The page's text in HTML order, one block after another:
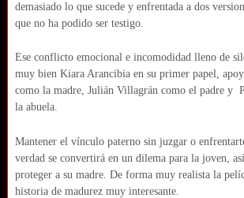
demasiado lo que sucede y enfrentada a dos
que no ha podido ser testigo.
Ese conflicto emocional e incomodidad lleno de
muy bien Kiara Arancibia en su primer papel,
como la madre, Julián Villagrán como el padre y
la abuela.
Mantener el vínculo paterno sin juzgar o
verdad se convertirá en un dilema para la joven,
proteger a su madre. De forma muy realista la
historia de madurez muy interesante.